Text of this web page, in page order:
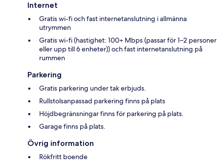
Internet
Gratis wi-fi och fast internetanslutning i allmänna
utrymmen
Gratis wi-fi (hastighet: 100+ Mbps (passar för 1–2 personer
eller upp till 6 enheter)) och fast internetanslutning på
rummen
Parkering
Gratis parkering under tak erbjuds.
Rullstolsanpassad parkering finns på plats
Höjdbegränsningar finns för parkering på plats.
Garage finns på plats.
Övrig information
Rökfritt boende